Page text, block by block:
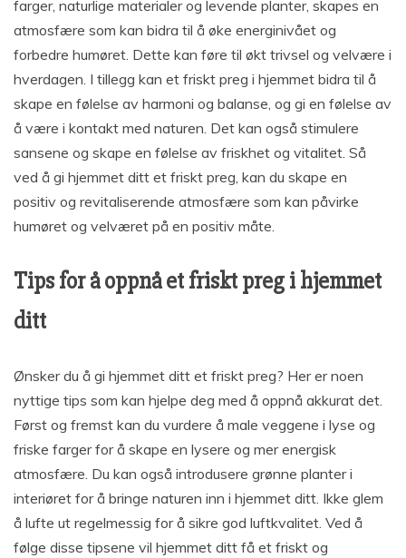
farger, naturlige materialer og levende planter, skapes en
atmosfære som kan bidra til å øke energinivået og
forbedre humøret. Dette kan føre til økt trivsel og velvære i
hverdagen. I tillegg kan et friskt preg i hjemmet bidra til å
skape en følelse av harmoni og balanse, og gi en følelse av
å være i kontakt med naturen. Det kan også stimulere
sansene og skape en følelse av friskhet og vitalitet. Så
ved å gi hjemmet ditt et friskt preg, kan du skape en
positiv og revitaliserende atmosfære som kan påvirke
humøret og velværet på en positiv måte.
Tips for å oppnå et friskt preg i hjemmet
ditt
Ønsker du å gi hjemmet ditt et friskt preg? Her er noen
nyttige tips som kan hjelpe deg med å oppnå akkurat det.
Først og fremst kan du vurdere å male veggene i lyse og
friske farger for å skape en lysere og mer energisk
atmosfære. Du kan også introdusere grønne planter i
interiøret for å bringe naturen inn i hjemmet ditt. Ikke glem
å lufte ut regelmessig for å sikre god luftkvalitet. Ved å
følge disse tipsene vil hjemmet ditt få et friskt og